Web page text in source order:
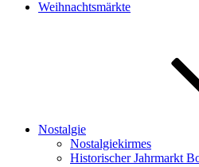
Weihnachtsmärkte
Nostalgie
Nostalgiekirmes
Historischer Jahrmarkt